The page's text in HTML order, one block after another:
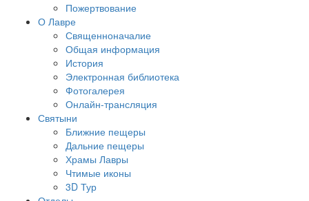
Пожертвование
О Лавре
Священноначалие
Общая информация
История
Электронная библиотека
Фотогалерея
Онлайн-трансляция
Святыни
Ближние пещеры
Дальние пещеры
Храмы Лавры
Чтимые иконы
3D Тур